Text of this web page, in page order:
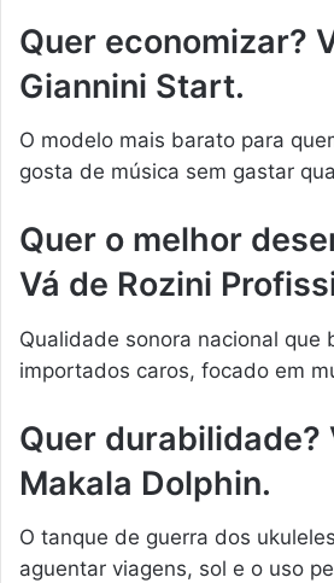
Quer economizar?
Giannini Start.
O modelo mais barato para
gosta de música sem gastar
Quer o melhor
Vá de Rozini
Qualidade sonora nacional que
importados caros, focado em
Quer durabilidade?
Makala Dolphin.
O tanque de guerra dos
aguentar viagens, sol e o uso